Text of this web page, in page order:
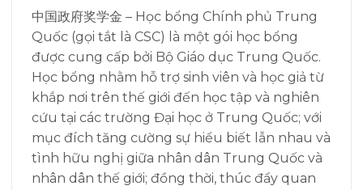
中国政府奖学金 – Học bổng Chính phủ Trung
Quốc (gọi tắt là CSC) là một gói học bổng
được cung cấp bởi Bộ Giáo dục Trung Quốc.
Học bổng nhằm hỗ trợ sinh viên và học giả từ
khắp nơi trên thế giới đến học tập và nghiên
cứu tại các trường Đại học ở Trung Quốc; với
mục đích tăng cường sự hiểu biết lẫn nhau và
tình hữu nghị giữa nhân dân Trung Quốc và
nhân dân thế giới; đồng thời, thúc đẩy quan